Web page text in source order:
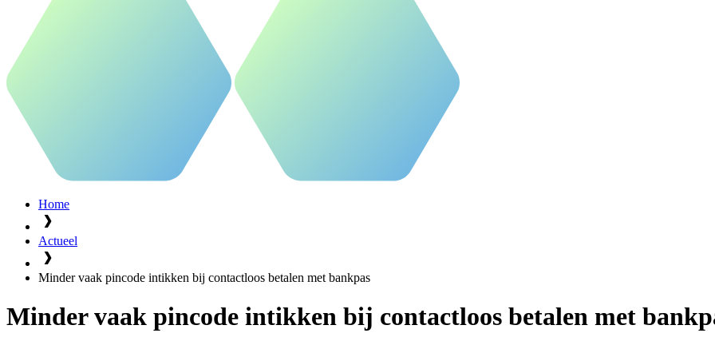
Home
Actueel
Minder vaak pincode intikken bij contactloos betalen met bankpas
Minder vaak pincode intikken bij contactloos betalen met